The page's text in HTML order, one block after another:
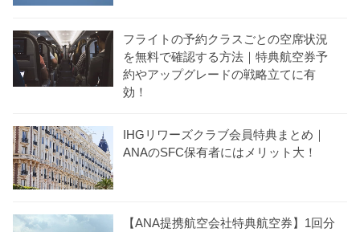
フライトの予約クラスごとの空席状況
を無料で確認する方法｜特典航空券予
約やアップグレードの戦略立てに有
効！
IHGリワーズクラブ会員特典まとめ｜
ANAのSFC保有者にはメリット大！
【ANA提携航空会社特典航空券】1回分